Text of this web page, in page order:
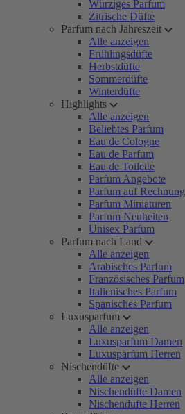
Würziges Parfum
Zitrische Düfte
Parfum nach Jahreszeit
Alle anzeigen
Frühlingsdüfte
Herbstdüfte
Sommerdüfte
Winterdüfte
Highlights
Alle anzeigen
Beliebtes Parfum
Eau de Cologne
Eau de Parfum
Eau de Toilette
Parfum Angebote
Parfum auf Rechnung
Parfum Miniaturen
Parfum Neuheiten
Unisex Parfum
Parfum nach Land
Alle anzeigen
Arabisches Parfum
Französisches Parfum
Italienisches Parfum
Spanisches Parfum
Luxusparfum
Alle anzeigen
Luxusparfum Damen
Luxusparfum Herren
Nischendüfte
Alle anzeigen
Nischendüfte Damen
Nischendüfte Herren